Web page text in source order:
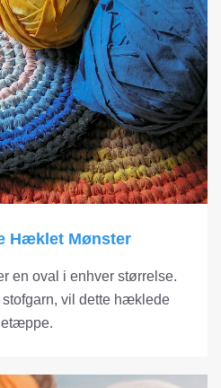
Hæklet Mønster
en oval i enhver størrelse.
stofgarn, vil dette hæklede